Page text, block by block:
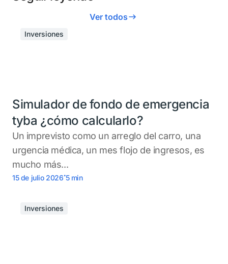
Ver todos
Inversiones
Simulador de fondo de emergencia
tyba ¿cómo calcularlo?
Un imprevisto como un arreglo del carro, una
urgencia médica, un mes flojo de ingresos, es
mucho más...
15 de julio 2026.5 min
Inversiones